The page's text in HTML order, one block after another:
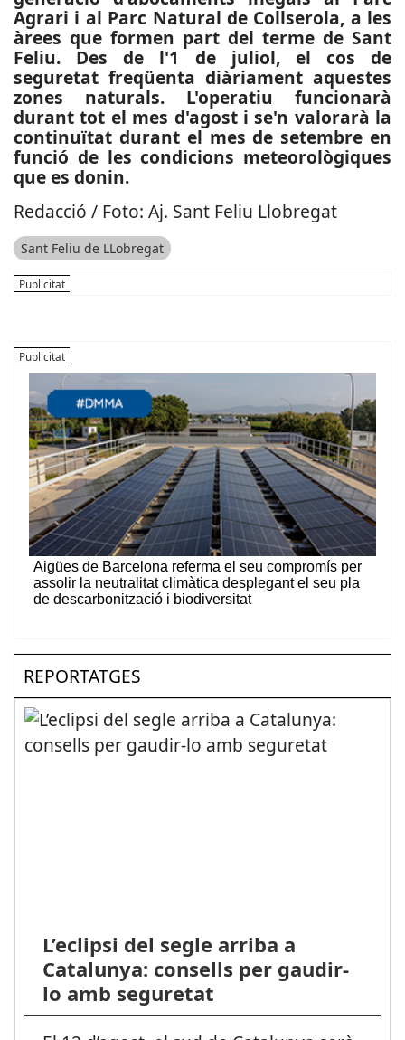
Agrari i al Parc Natural de Collserola, a les
àrees que formen part del terme de Sant
Feliu. Des de l'1 de juliol, el cos de
seguretat freqüenta diàriament aquestes
zones naturals. L'operatiu funcionarà
durant tot el mes d'agost i se'n valorarà la
continuïtat durant el mes de setembre en
funció de les condicions meteorològiques
que es donin.
Redacció / Foto: Aj. Sant Feliu Llobregat
Sant Feliu de LLobregat
REPORTATGES
L’eclipsi del segle arriba a
Catalunya: consells per gaudir-
lo amb seguretat